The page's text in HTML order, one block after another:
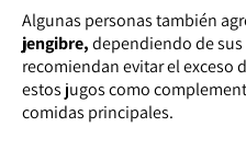
Algunas personas también
jengibre,dependiendo de
recomiendan evitar el exceso
estos jugos como
comidas principales.